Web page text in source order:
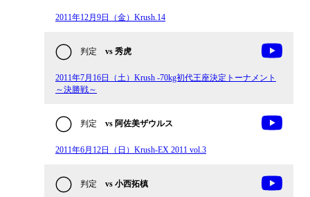
2011年12月9日（金）Krush.14
判定 vs 秀虎
2011年7月16日（土）Krush -70kg初代王座決定トーナメント
～決勝戦～
判定 vs 阿佐美ザウルス
2011年6月12日（日）Krush-EX 2011 vol.3
判定 vs 小西拓槙